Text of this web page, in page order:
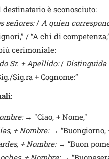
destinatario è sconosciuto:
señores:/ A quien
/ “A chi di
cerimoniale:
Sr. + Apellido:/ Distinguida
Sig.ra + Cognome:”
→ "Ciao, + Nome,"
+ Nombre:→ “Buongiorno,
+ Nombre:→ “Buon